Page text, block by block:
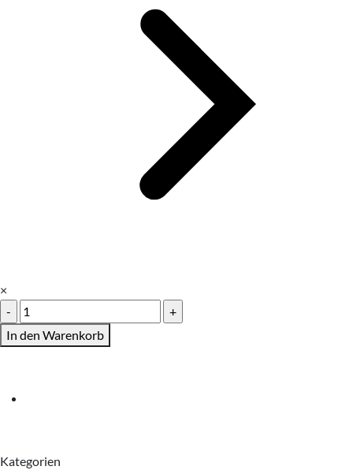
×
Flyer
A610,5
x
In den Warenkorb
Kategorien